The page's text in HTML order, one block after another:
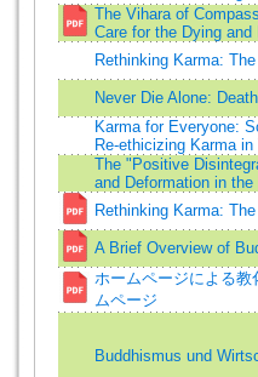
The Vihara of
Care for the Dying and
Rethinking Karma:
Never Die Alone:
Karma for Everyone:
Re-ethicizing Karma
The "Positive
and Deformation in
Rethinking Karma:
A Brief Overview of
ホームページによる教
ムページ
Buddhismus und